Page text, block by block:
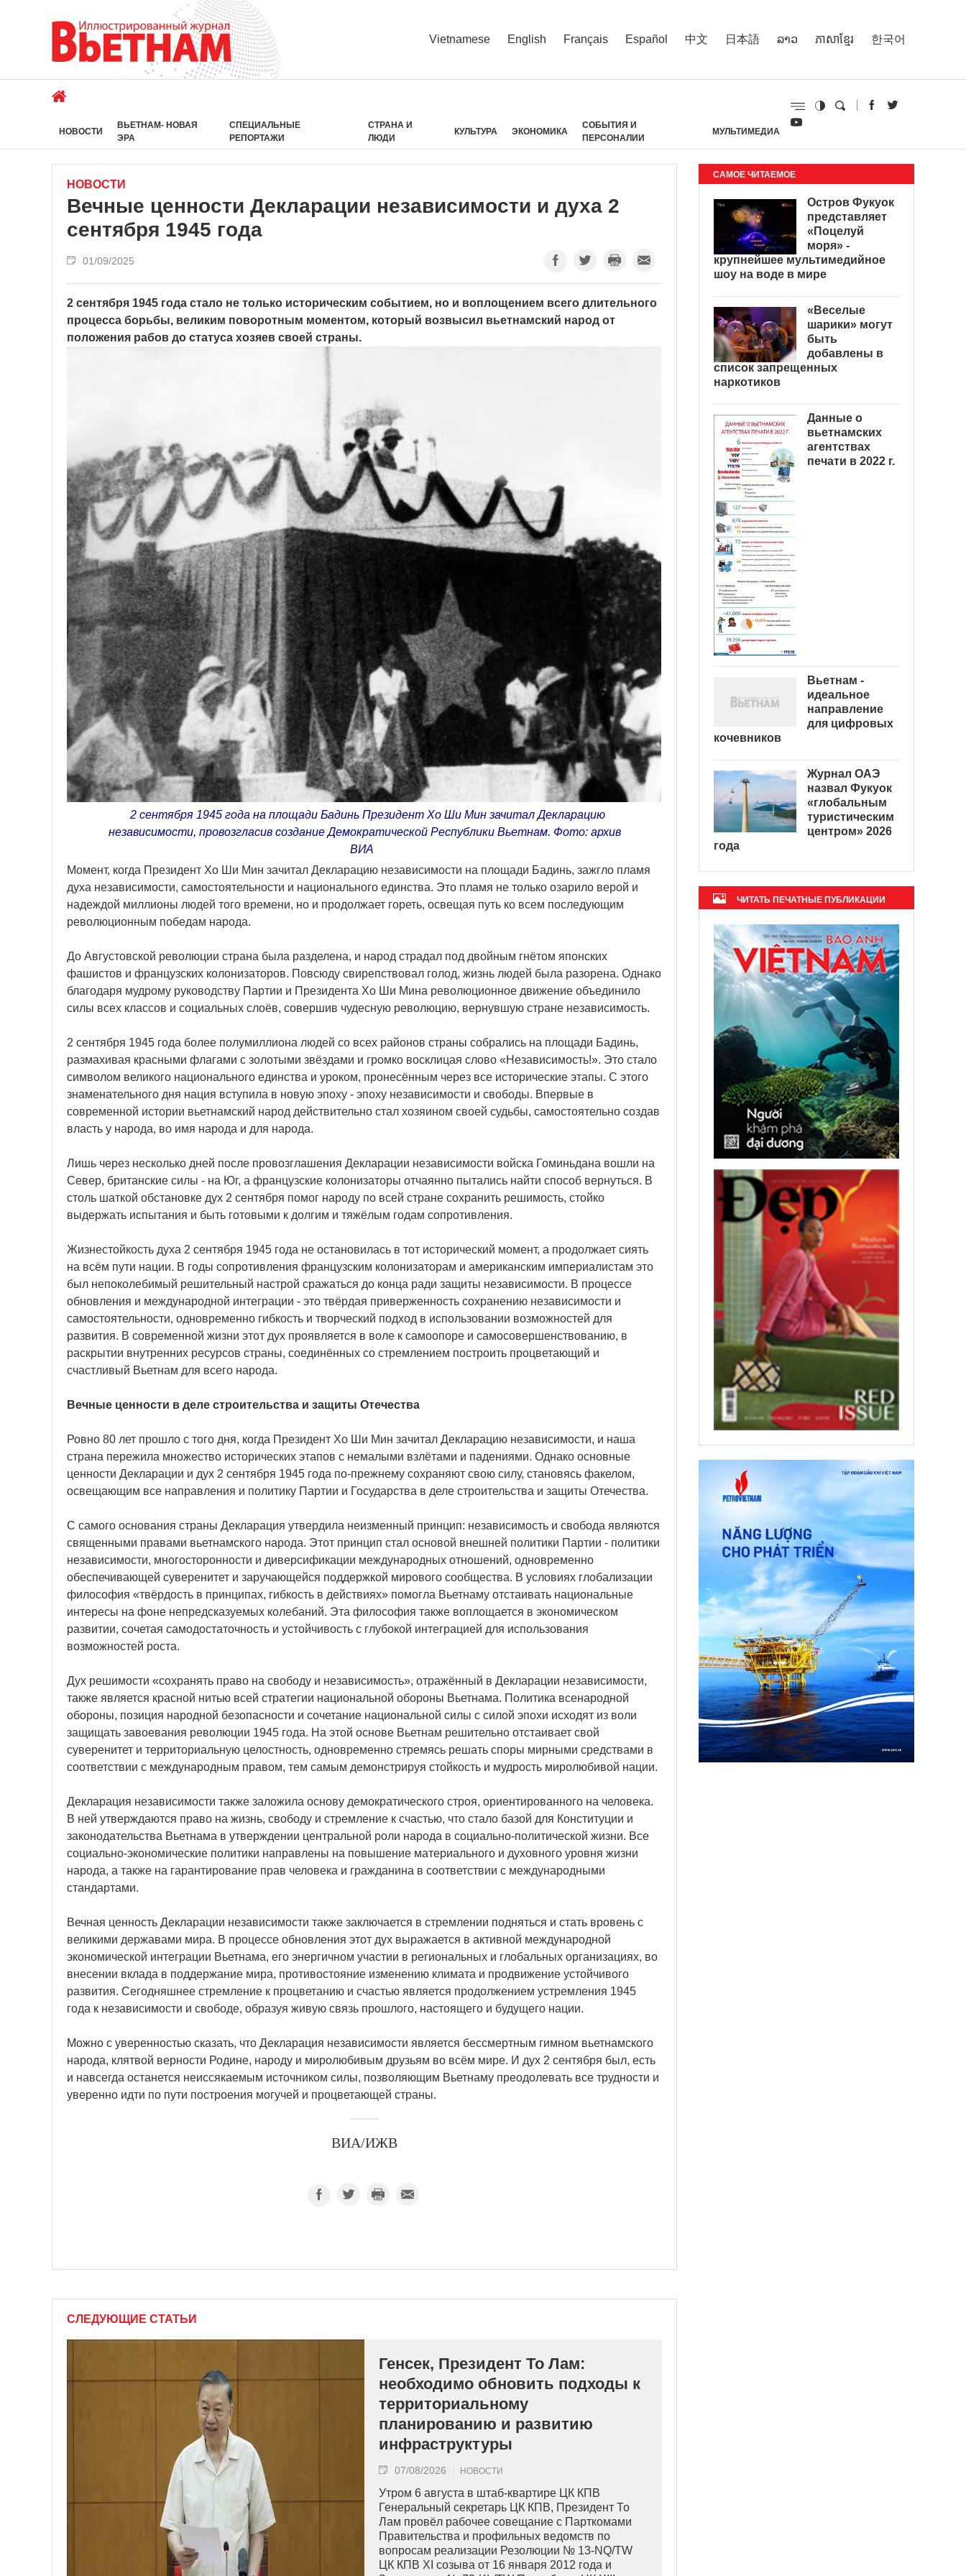
Vietnamese English Français Español 中文 日本語 ລາວ ភាសាខ្មែរ 한국어
НОВОСТИ
ВЬЕТНАМ- НОВАЯ
ЭРА
СПЕЦИАЛЬНЫЕ
РЕПОРТАЖИ
СТРАНА И
ЛЮДИ
КУЛЬТУРА ЭКОНОМИКА
СОБЫТИЯ И
ПЕРСОНАЛИИ
МУЛЬТИМЕДИА
НОВОСТИ
Вечные ценности Декларации независимости и духа 2
сентября 1945 года
01/09/2025
2 сентября 1945 года стало не только историческим событием, но и воплощением всего длительного
процесса борьбы, великим поворотным моментом, который возвысил вьетнамский народ от
положения рабов до статуса хозяев своей страны.
2 сентября 1945 года на площади Бадинь Президент Хо Ши Мин зачитал Декларацию
независимости, провозгласив создание Демократической Республики Вьетнам. Фото: архив
ВИА
Момент, когда Президент Хо Ши Мин зачитал Декларацию независимости на площади Бадинь, зажгло пламя
духа независимости, самостоятельности и национального единства. Это пламя не только озарило верой и
надеждой миллионы людей того времени, но и продолжает гореть, освещая путь ко всем последующим
революционным победам народа.
До Августовской революции страна была разделена, и народ страдал под двойным гнётом японских
фашистов и французских колонизаторов. Повсюду свирепствовал голод, жизнь людей была разорена. Однако
благодаря мудрому руководству Партии и Президента Хо Ши Мина революционное движение объединило
силы всех классов и социальных слоёв, совершив чудесную революцию, вернувшую стране независимость.
2 сентября 1945 года более полумиллиона людей со всех районов страны собрались на площади Бадинь,
размахивая красными флагами с золотыми звёздами и громко восклицая слово «Независимость!». Это стало
символом великого национального единства и уроком, пронесённым через все исторические этапы. С этого
знаменательного дня нация вступила в новую эпоху - эпоху независимости и свободы. Впервые в
современной истории вьетнамский народ действительно стал хозяином своей судьбы, самостоятельно создав
власть у народа, во имя народа и для народа.
Лишь через несколько дней после провозглашения Декларации независимости войска Гоминьдана вошли на
Север, британские силы - на Юг, а французские колонизаторы отчаянно пытались найти способ вернуться. В
столь шаткой обстановке дух 2 сентября помог народу по всей стране сохранить решимость, стойко
выдержать испытания и быть готовыми к долгим и тяжёлым годам сопротивления.
Жизнестойкость духа 2 сентября 1945 года не остановилась в тот исторический момент, а продолжает сиять
на всём пути нации. В годы сопротивления французским колонизаторам и американским империалистам это
был непоколебимый решительный настрой сражаться до конца ради защиты независимости. В процессе
обновления и международной интеграции - это твёрдая приверженность сохранению независимости и
самостоятельности, одновременно гибкость и творческий подход в использовании возможностей для
развития. В современной жизни этот дух проявляется в воле к самоопоре и самосовершенствованию, в
раскрытии внутренних ресурсов страны, соединённых со стремлением построить процветающий и
счастливый Вьетнам для всего народа.
Вечные ценности в деле строительства и защиты Отечества
Ровно 80 лет прошло с того дня, когда Президент Хо Ши Мин зачитал Декларацию независимости, и наша
страна пережила множество исторических этапов с немалыми взлётами и падениями. Однако основные
ценности Декларации и дух 2 сентября 1945 года по-прежнему сохраняют свою силу, становясь факелом,
освещающим все направления и политику Партии и Государства в деле строительства и защиты Отечества.
С самого основания страны Декларация утвердила неизменный принцип: независимость и свобода являются
священными правами вьетнамского народа. Этот принцип стал основой внешней политики Партии - политики
независимости, многосторонности и диверсификации международных отношений, одновременно
обеспечивающей суверенитет и заручающейся поддержкой мирового сообщества. В условиях глобализации
философия «твёрдость в принципах, гибкость в действиях» помогла Вьетнаму отстаивать национальные
интересы на фоне непредсказуемых колебаний. Эта философия также воплощается в экономическом
развитии, сочетая самодостаточность и устойчивость с глубокой интеграцией для использования
возможностей роста.
Дух решимости «сохранять право на свободу и независимость», отражённый в Декларации независимости,
также является красной нитью всей стратегии национальной обороны Вьетнама. Политика всенародной
обороны, позиция народной безопасности и сочетание национальной силы с силой эпохи исходят из воли
защищать завоевания революции 1945 года. На этой основе Вьетнам решительно отстаивает свой
суверенитет и территориальную целостность, одновременно стремясь решать споры мирными средствами в
соответствии с международным правом, тем самым демонстрируя стойкость и мудрость миролюбивой нации.
Декларация независимости также заложила основу демократического строя, ориентированного на человека.
В ней утверждаются право на жизнь, свободу и стремление к счастью, что стало базой для Конституции и
законодательства Вьетнама в утверждении центральной роли народа в социально-политической жизни. Все
социально-экономические политики направлены на повышение материального и духовного уровня жизни
народа, а также на гарантирование прав человека и гражданина в соответствии с международными
стандартами.
Вечная ценность Декларации независимости также заключается в стремлении подняться и стать вровень с
великими державами мира. В процессе обновления этот дух выражается в активной международной
экономической интеграции Вьетнама, его энергичном участии в региональных и глобальных организациях, во
внесении вклада в поддержание мира, противостояние изменению климата и продвижение устойчивого
развития. Сегодняшнее стремление к процветанию и счастью является продолжением устремления 1945
года к независимости и свободе, образуя живую связь прошлого, настоящего и будущего нации.
Можно с уверенностью сказать, что Декларация независимости является бессмертным гимном вьетнамского
народа, клятвой верности Родине, народу и миролюбивым друзьям во всём мире. И дух 2 сентября был, есть
и навсегда останется неиссякаемым источником силы, позволяющим Вьетнаму преодолевать все трудности и
уверенно идти по пути построения могучей и процветающей страны.
ВИА/ИЖВ
СЛЕДУЮЩИЕ СТАТЬИ
Генсек, Президент То Лам:
необходимо обновить подходы к
территориальному
планированию и развитию
инфраструктуры
07/08/2026 НОВОСТИ
Утром 6 августа в штаб-квартире ЦК КПВ
Генеральный секретарь ЦК КПВ, Президент То
Лам провёл рабочее совещание с Парткомами
Правительства и профильных ведомств по
вопросам реализации Резолюции № 13-NQ/TW
ЦК КПВ XI созыва от 16 января 2012 года и
САМОЕ ЧИТАЕМОЕ
Остров Фукуок
представляет
«Поцелуй
моря» -
крупнейшее мультимедийное
шоу на воде в мире
«Веселые
шарики» могут
быть
добавлены в
список запрещенных
наркотиков
Данные о
вьетнамских
агентствах
печати в 2022 г.
Вьетнам -
идеальное
направление
для цифровых
кочевников
Журнал ОАЭ
назвал Фукуок
«глобальным
туристическим
центром» 2026
года
ЧИТАТЬ ПЕЧАТНЫЕ ПУБЛИКАЦИИ